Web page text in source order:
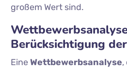
großem Wert sind.
Berücksichtigung
EineWettbewerbsanalyse,